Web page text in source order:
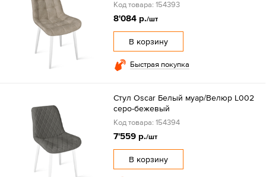
Код товара: 154393
8'084 р./шт
В корзину
Быстрая покупка
Стул Oscar Белый муар/Велюр L002
серо-бежевый
Код товара: 154394
7'559 р./шт
В корзину